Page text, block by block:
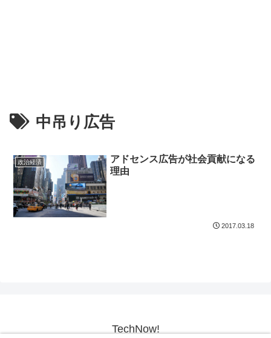
中吊り広告
政治経済
アドセンス広告が社会貢献になる
理由
2017.03.18
TechNow!